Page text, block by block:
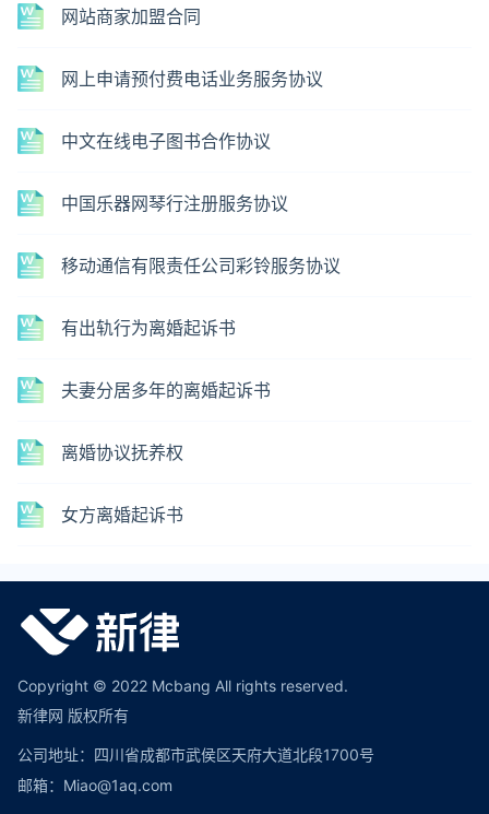
网站商家加盟合同
网上申请预付费电话业务服务协议
中文在线电子图书合作协议
中国乐器网琴行注册服务协议
移动通信有限责任公司彩铃服务协议
有出轨行为离婚起诉书
夫妻分居多年的离婚起诉书
离婚协议抚养权
女方离婚起诉书
Copyright © 2022 Mcbang All rights reserved.
新律网 版权所有
公司地址：四川省成都市武侯区天府大道北段1700号
邮箱：Miao@1aq.com